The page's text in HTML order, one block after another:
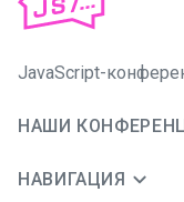
JavaScript-
НАШИ
НАВИГАЦИЯ